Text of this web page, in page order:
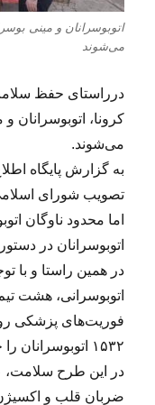
اتوبوسرانان و مینی
می‌شوند
درراستای حفظ
کرونا، اتوبوسرانان
می‌شوند.
به گزارش پایگاه
تصویب شورای
اما محدود ناوگان
اتوبوسرانان در
در همین راستا و با
اتوبوسرانی، هشت
فوریت‌های پزشکی
۱۵۳۲ اتوبوسرانان را چک و آن ‌را ثبت می کنند.
در این طرح سلامت،
ضربان قلب و